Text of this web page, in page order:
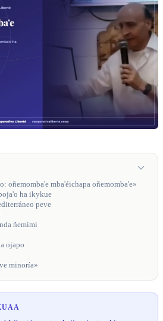
oñemomba'e mba'éichapa oñemomba'e»
ha ikykue
peve
ñemimi
ojapo
minoría»